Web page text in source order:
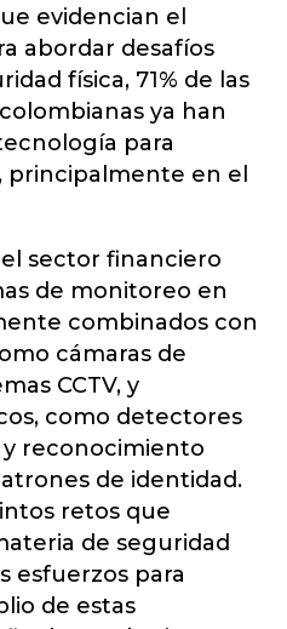
evidencian el
abordar desafíos
física, 71% de las
ya han
para
principalmente en el
sector financiero
de monitoreo en
combinados con
cámaras de
CCTV, y
como detectores
reconocimiento
de identidad.
retos que
de seguridad
esfuerzos para
de estas